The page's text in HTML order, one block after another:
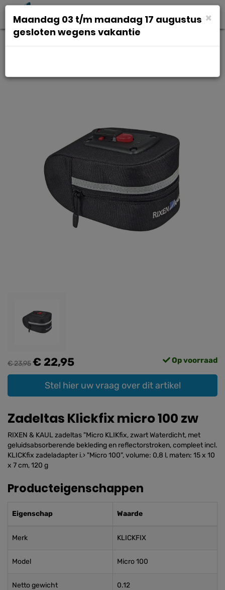
€ 23,95€ 22,95 Op voorraad
Stel hier uw vraag over dit artikel
Zadeltas Klickfix micro 100 zw
RIXEN & KAUL zadeltas "Micro KLIKfix, zwart Waterdicht, met
geluidsabsorberende bekleding en reflectorstroken, compleet incl.
KLICKfix zadeladapter i.› "Micro 100", volume: 0,8 l, maten: 15 x 10
x 7 cm, 120 g
Producteigenschappen
Eigenschap Waarde
Merk KLICKFIX
Model Micro 100
Netto gewicht 0.12
×
Maandag 03 t/m maandag 17 augustus
gesloten wegens vakantie